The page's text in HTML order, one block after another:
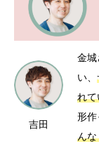
吉田
金城
い、
れて
形作
んな